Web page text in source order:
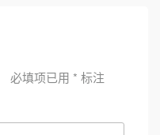
必填项已用 * 标注